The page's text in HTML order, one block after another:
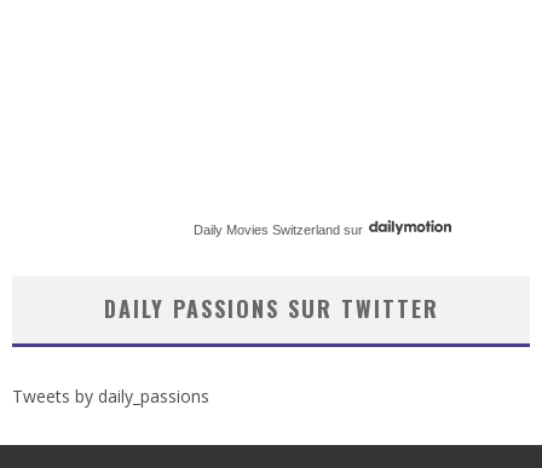
Daily Movies Switzerland sur
DAILY PASSIONS SUR TWITTER
Tweets by daily_passions